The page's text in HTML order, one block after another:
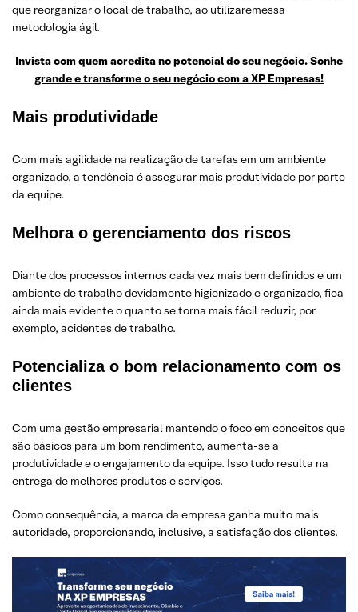
que reorganizar o local de trabalho, ao utilizaremessa
metodologia ágil.
Invista com quem acredita no potencial do seu negócio. Sonhe
grande e transforme o seu negócio com a XP Empresas!
Mais produtividade
Com mais agilidade na realização de tarefas em um ambiente
organizado, a tendência é assegurar mais produtividade por parte
da equipe.
Melhora o gerenciamento dos riscos
Diante dos processos internos cada vez mais bem definidos e um
ambiente de trabalho devidamente higienizado e organizado, fica
ainda mais evidente o quanto se torna mais fácil reduzir, por
exemplo, acidentes de trabalho.
Potencializa o bom relacionamento com os
clientes
Com uma gestão empresarial mantendo o foco em conceitos que
são básicos para um bom rendimento, aumenta-se a
produtividade e o engajamento da equipe. Isso tudo resulta na
entrega de melhores produtos e serviços.
Como consequência, a marca da empresa ganha muito mais
autoridade, proporcionando, inclusive, a satisfação dos clientes.